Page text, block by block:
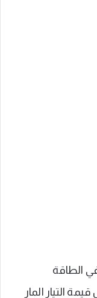
الطاقة
التيار المار